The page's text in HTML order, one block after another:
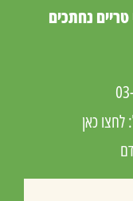
נחתכים
כאן